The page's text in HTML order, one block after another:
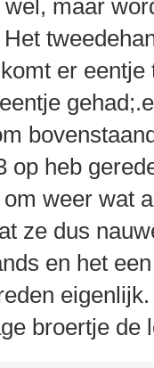
maar
er
op heb
weer wat
ze dus
en het
broertje de